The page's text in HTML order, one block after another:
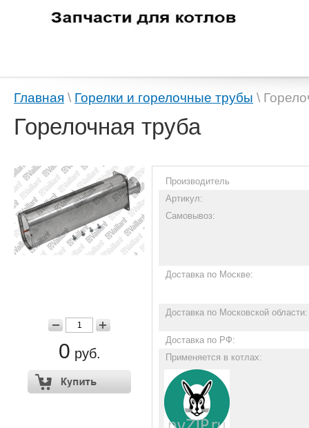
Главная \ Горелки и горелочные трубы \
Горелочная труба
0 руб.
Производитель
Артикул:
Самовывоз:
Доставка по Москве:
Доставка по Московской области:
Доставка по РФ:
Применяется в котлах: